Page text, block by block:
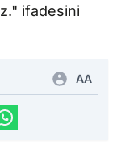
ifadesini
AA